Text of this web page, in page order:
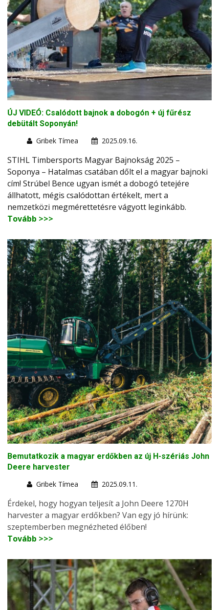
ÚJ VIDEÓ: Csalódott bajnok a dobogón + új fűrész
debütált Soponyán!
Gribek Tímea
2025.09.16.
STIHL Timbersports Magyar Bajnokság 2025 –
Soponya – Hatalmas csatában dőlt el a magyar bajnoki
cím! Strúbel Bence ugyan ismét a dobogó tetejére
állhatott, mégis csalódottan értékelt, mert a
nemzetközi megmérettetésre vágyott leginkább.
Tovább >>>
Bemutatkozik a magyar erdőkben az új H-szériás John
Deere harvester
Gribek Tímea
2025.09.11.
Érdekel, hogy hogyan teljesít a John Deere 1270H
harvester a magyar erdőkben? Van egy jó hírünk:
szeptemberben megnézheted élőben!
Tovább >>>